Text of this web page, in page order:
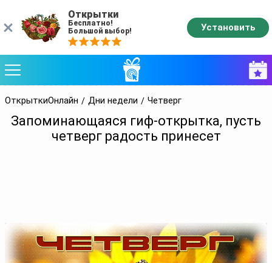
ОткрыткиОнлайн Дни недели Четверг
Запоминающаяся гиф-открытка, пусть
четверг радость принесет
Открытки
Бесплатно!
Большой выбор!
Установить